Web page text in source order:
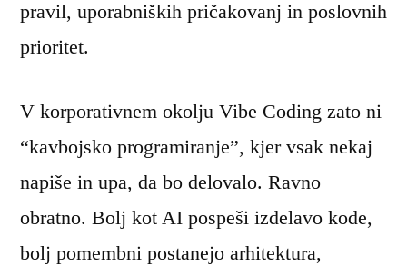
pravil, uporabniških pričakovanj in poslovnih
prioritet.
V korporativnem okolju Vibe Coding zato ni
“kavbojsko programiranje”, kjer vsak nekaj
napiše in upa, da bo delovalo. Ravno
obratno. Bolj kot AI pospeši izdelavo kode,
bolj pomembni postanejo arhitektura,